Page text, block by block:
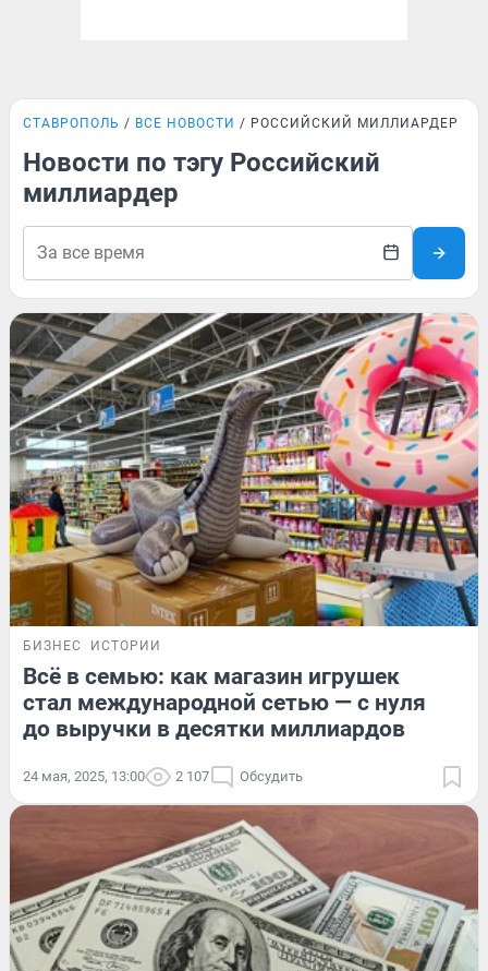
СТАВРОПОЛЬ ВСЕ НОВОСТИ РОССИЙСКИЙ МИЛЛИАРДЕР
Новости по тэгу Российский
миллиардер
БИЗНЕС ИСТОРИИ
Всё в семью: как магазин игрушек
стал международной сетью — с нуля
до выручки в десятки миллиардов
24 мая, 2025, 13:00 2 107 Обсудить